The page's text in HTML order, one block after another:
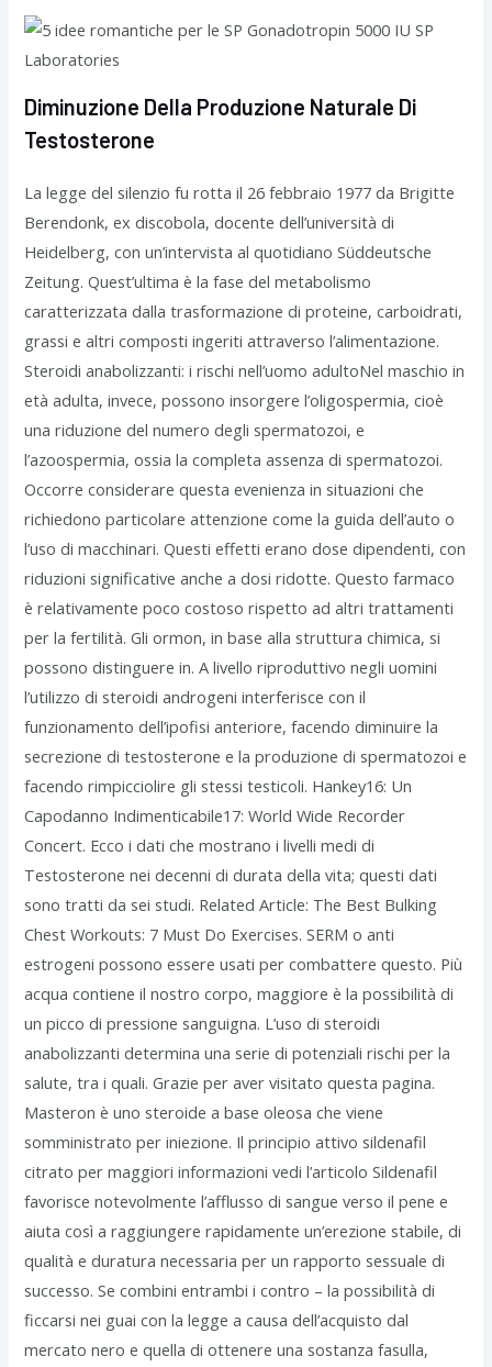
Diminuzione Della Produzione Naturale Di
Testosterone
La legge del silenzio fu rotta il 26 febbraio 1977 da Brigitte
Berendonk, ex discobola, docente dell’università di
Heidelberg, con un’intervista al quotidiano Süddeutsche
Zeitung. Quest’ultima è la fase del metabolismo
caratterizzata dalla trasformazione di proteine, carboidrati,
grassi e altri composti ingeriti attraverso l’alimentazione.
Steroidi anabolizzanti: i rischi nell’uomo adultoNel maschio in
età adulta, invece, possono insorgere l’oligospermia, cioè
una riduzione del numero degli spermatozoi, e
l’azoospermia, ossia la completa assenza di spermatozoi.
Occorre considerare questa evenienza in situazioni che
richiedono particolare attenzione come la guida dell’auto o
l’uso di macchinari. Questi effetti erano dose dipendenti, con
riduzioni significative anche a dosi ridotte. Questo farmaco
è relativamente poco costoso rispetto ad altri trattamenti
per la fertilità. Gli ormon, in base alla struttura chimica, si
possono distinguere in. A livello riproduttivo negli uomini
l’utilizzo di steroidi androgeni interferisce con il
funzionamento dell’ipofisi anteriore, facendo diminuire la
secrezione di testosterone e la produzione di spermatozoi e
facendo rimpicciolire gli stessi testicoli. Hankey16: Un
Capodanno Indimenticabile17: World Wide Recorder
Concert. Ecco i dati che mostrano i livelli medi di
Testosterone nei decenni di durata della vita; questi dati
sono tratti da sei studi. Related Article: The Best Bulking
Chest Workouts: 7 Must Do Exercises. SERM o anti
estrogeni possono essere usati per combattere questo. Più
acqua contiene il nostro corpo, maggiore è la possibilità di
un picco di pressione sanguigna. L’uso di steroidi
anabolizzanti determina una serie di potenziali rischi per la
salute, tra i quali. Grazie per aver visitato questa pagina.
Masteron è uno steroide a base oleosa che viene
somministrato per iniezione. Il principio attivo sildenafil
citrato per maggiori informazioni vedi l’articolo Sildenafil
favorisce notevolmente l’afflusso di sangue verso il pene e
aiuta così a raggiungere rapidamente un’erezione stabile, di
qualità e duratura necessaria per un rapporto sessuale di
successo. Se combini entrambi i contro – la possibilità di
ficcarsi nei guai con la legge a causa dell’acquisto dal
mercato nero e quella di ottenere una sostanza fasulla,